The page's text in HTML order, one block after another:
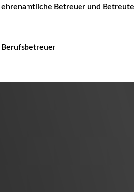
Betreuer und Betreute